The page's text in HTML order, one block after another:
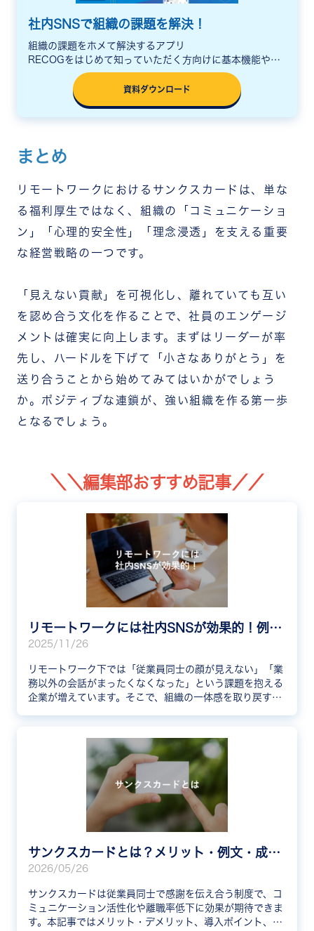
社内SNSで組織の課題を解決！
組織の課題をホメて解決するアプリ
RECOGをはじめて知っていただく方向けに基本機能や活
用シーン、料金をまとめた説明資料をご用意しています。
資料ダウンロード
まとめ
リモートワークにおけるサンクスカードは、単な
る福利厚生ではなく、組織の「コミュニケーショ
ン」「心理的安全性」「理念浸透」を支える重要
な経営戦略の一つです。
「見えない貢献」を可視化し、離れていても互い
を認め合う文化を作ることで、社員のエンゲージ
メントは確実に向上します。まずはリーダーが率
先し、ハードルを下げて「小さなありがとう」を
送り合うことから始めてみてはいかがでしょう
か。ポジティブな連鎖が、強い組織を作る第一歩
となるでしょう。
＼＼編集部おすすめ記事／／
リモートワークには社内SNSが効果的！例文と運用のコツを紹介
2025/11/26
リモートワーク下では「従業員同士の顔が見えない」「業
務以外の会話がまったくなくなった」という課題を抱える
企業が増えています。そこで、組織の一体感を取り戻すツ
や、盛り上がる投稿の例文を紹介します。
サンクスカードとは？メリット・例文・成功事例を紹介
2026/05/26
サンクスカードは従業員同士で感謝を伝え合う制度で、コ
ミュニケーション活性化や離職率低下に効果が期待できま
す。本記事ではメリット・デメリット、導入ポイント、例